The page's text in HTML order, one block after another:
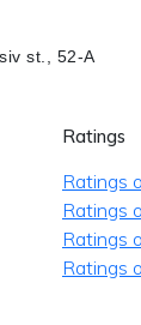
st., 52-A
Ratings
Ratings
Ratings
Ratings
Ratings